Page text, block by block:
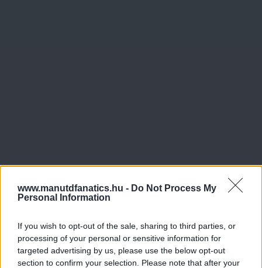
www.manutdfanatics.hu - Do Not Process My
Personal Information
If you wish to opt-out of the sale, sharing to third parties, or
processing of your personal or sensitive information for
targeted advertising by us, please use the below opt-out
section to confirm your selection. Please note that after your